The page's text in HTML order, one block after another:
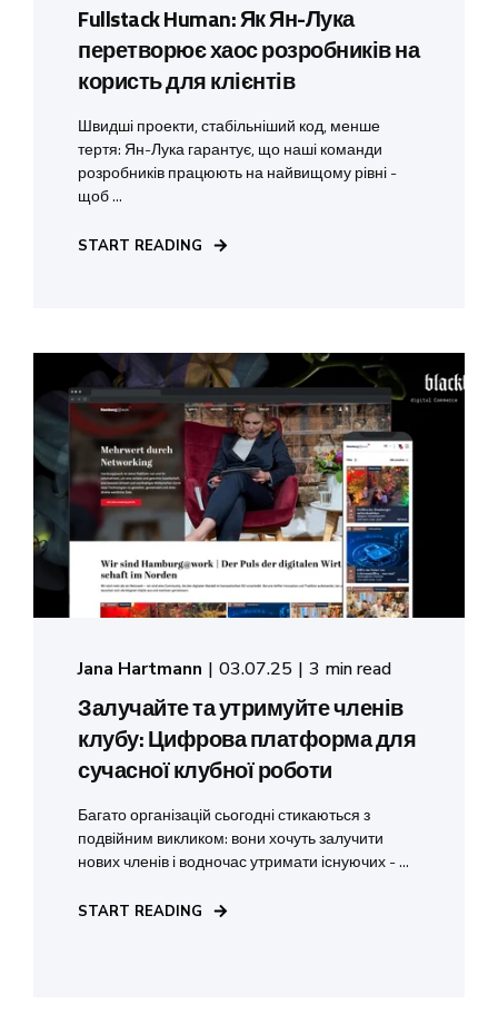
Fullstack Human: Як Ян-Лука
перетворює хаос розробників на
користь для клієнтів
Швидші проекти, стабільніший код, менше
тертя: Ян-Лука гарантує, що наші команди
розробників працюють на найвищому рівні -
щоб ...
START READING
Jana Hartmann 03.07.25 3 min read
Залучайте та утримуйте членів
клубу: Цифрова платформа для
сучасної клубної роботи
Багато організацій сьогодні стикаються з
подвійним викликом: вони хочуть залучити
нових членів і водночас утримати існуючих - ...
START READING